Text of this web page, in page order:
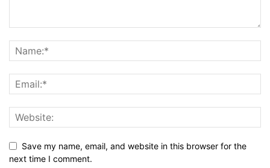
Save my name, email, and website in this browser for the
next time I comment.